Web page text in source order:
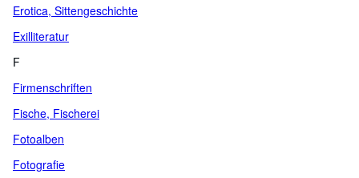
Erotica, Sittengeschichte
Exilliteratur
F
Firmenschriften
Fische, Fischerei
Fotoalben
Fotografie